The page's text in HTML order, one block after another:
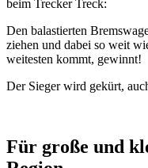
beim Trecker Treck:
Den balastierten
ziehen und dabei so weit
weitesten kommt, gewinnt!
Der Sieger wird gekürt,
Für große und